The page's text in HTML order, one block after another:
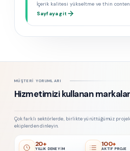
İçerik kalitesi yükseltme ve thin
Sayfaya git
MÜŞTERI YORUMLARI
Hizmetimizi kullanan
Çok farklı sektörlerde, birlikte yürüttüğümüz
ekiplerden dinleyin.
20+
YILLIK DENEYIM
100+
AKTIF PROJE